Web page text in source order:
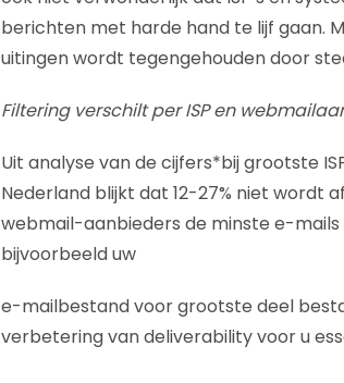
berichten met harde hand te lijf gaan.
uitingen wordt tegengehouden door
Filtering verschilt per ISP en
Uit analyse van de cijfers*bij grootste
Nederland blijkt dat 12-27% niet wordt
webmail-aanbieders de minste e-mails
bijvoorbeeld uw
e-mailbestand voor grootste deel
verbetering van deliverability voor u